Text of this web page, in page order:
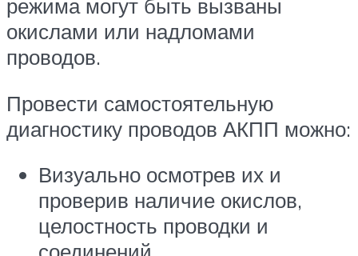
режима могут быть вызваны
окислами или надломами
проводов.
Провести самостоятельную
диагностику проводов АКПП можно:
Визуально осмотрев их и
проверив наличие окислов,
целостность проводки и